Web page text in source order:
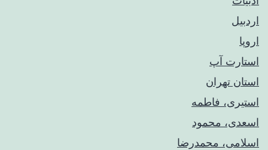
اردبیل
اروپا
استارت آپ
استان تهران
استیری، فاطمه
اسعدی، محمود
اسلامی، محمدرضا